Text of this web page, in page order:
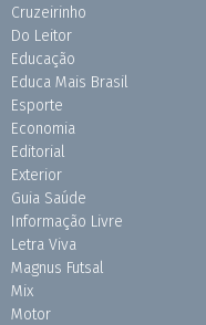
Cruzeirinho
Do Leitor
Educação
Educa Mais Brasil
Esporte
Economia
Editorial
Exterior
Guia Saúde
Informação Livre
Letra Viva
Magnus Futsal
Mix
Motor